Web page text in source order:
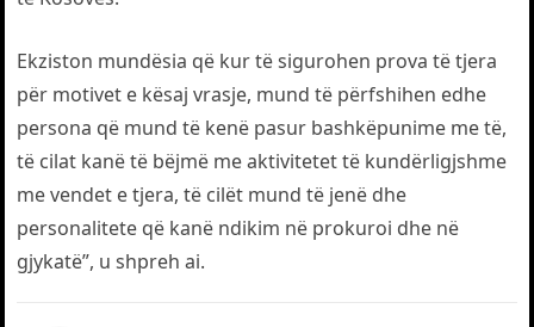
Ekziston mundësia që kur të sigurohen prova të tjera
për motivet e kësaj vrasje, mund të përfshihen edhe
persona që mund të kenë pasur bashkëpunime me të,
të cilat kanë të bëjmë me aktivitetet të kundërligjshme
me vendet e tjera, të cilët mund të jenë dhe
personalitete që kanë ndikim në prokuroi dhe në
gjykatë”, u shpreh ai.